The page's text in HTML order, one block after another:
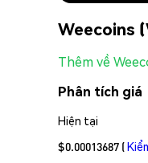
Weecoins
Thêm về
Phân tích giá
Hiện tại
$0.00013687 (